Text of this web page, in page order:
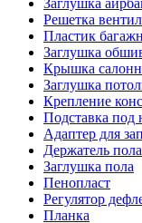
Решетка
Пластик
Заглушка
Крышка
Заглушка
Крепление
Подставка под
Адаптер для
Держатель
Заглушка пола
Пенопласт
Регулятор
Планка